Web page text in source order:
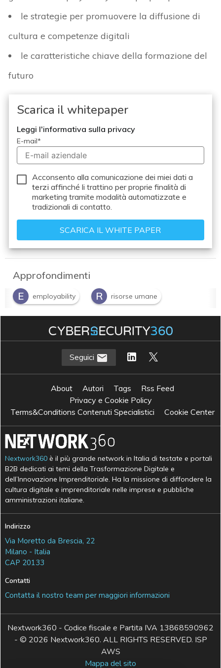
le strategie per promuovere la diffusione di
cultura e competenze digitali
le caratteristiche chiave della formazione del
futuro
Scarica il whitepaper
Leggi l'informativa sulla privacy
E-mail*
Acconsento alla comunicazione dei miei dati a
terzi affinché li trattino per proprie finalità di
marketing tramite modalità automatizzate e
tradizionali di contatto.
Approfondimenti
E
employability R risorse umane
Seguici
About Autori Tags
Rss Feed
Privacy e Cookie Policy
Terms&Conditions Contenuti Specialistici
Cookie Center
Nextwork360 è il più grande network in Italia di testate e portali
B2B dedicati ai temi della Trasformazione Digitale e
dell’Innovazione Imprenditoriale. Ha la missione di diffondere la
cultura digitale e imprenditoriale nelle imprese e pubbliche
amministrazioni italiane.
Indirizzo
Via Moretto da Brescia, 22
Milano - Italia
CAP 20133
Contatti
Contatta il nostro team per maggiori informazioni
Nextwork360 - Codice fiscale e Partita IVA 13868590962
- © 2026 Nextwork360. ALL RIGHTS RESERVED. ISP
AWS
Mappa del sito